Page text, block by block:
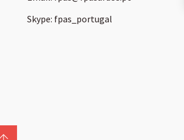
Skype: fpas_portugal